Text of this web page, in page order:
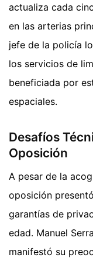
actualiza cada
en las arterias
jefe de la policía
los servicios de
beneficiada por
espaciales.
Desafíos
Oposición
A pesar de la
oposición
garantías de
edad. Manuel
manifestó su